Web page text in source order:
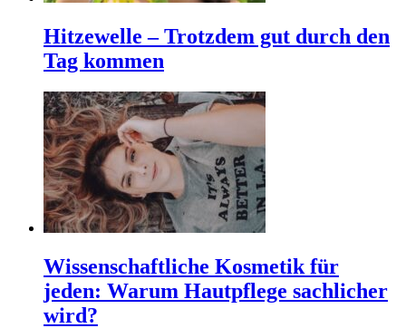
Hitzewelle – Trotzdem gut durch den
Tag kommen
Wissenschaftliche Kosmetik für
jeden: Warum Hautpflege sachlicher
wird?